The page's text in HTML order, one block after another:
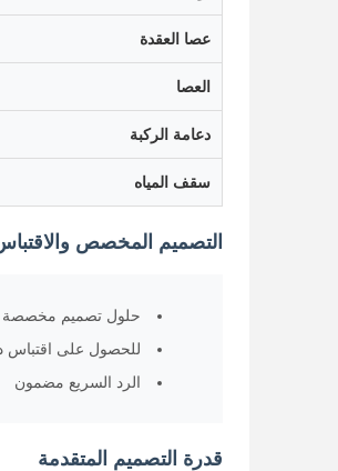
عصا العقدة
العصا
دعامة الركبة
سقف المياه
التصميم المخصص
حلول تصميم مخصصة
للحصول على اقتباس
الرد السريع مضمون
قدرة التصميم المتقدمة